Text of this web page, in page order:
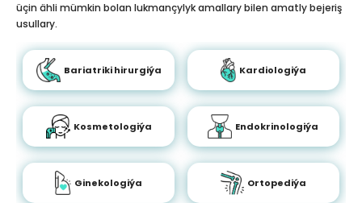
üçin ähli mümkin bolan lukmançylyk amallary bilen amatly bejeriş
usullary.
Bariatriki hirurgiýa Kardiologiýa
Kosmetologiýa Endokrinologiýa
Ginekologiýa Ortopediýa